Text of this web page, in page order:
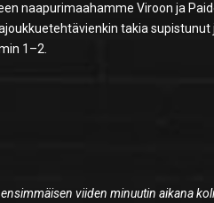
naapurimaahamme Viroon ja
takia
1–2.
viiden minuutin aikana